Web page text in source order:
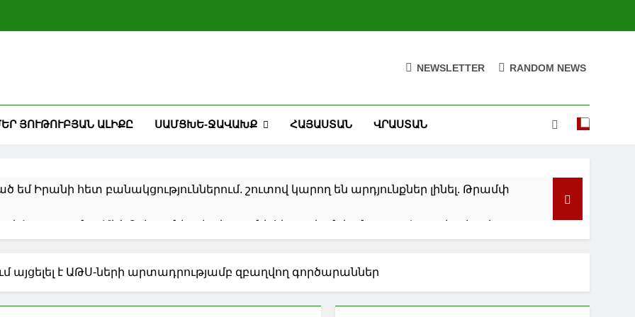
NEWSLETTER RANDOM NEWS
ՅՈՒԹՈՒԲՅԱՆ ԱԼԻՔԸ ՍԱՄՑԽԵ-ՋԱՎԱԽՔ ՀԱՅԱՍՏԱՆ ՎՐԱՍՏԱՆ
եմ Իրանի հետ բանակցություններում. շուտով կարող են արդյունքներ լինել. Թրամփ
Հայաստանը․ Մեծ Բրիտանիայի դեսպանի հերթական կանգառը Վայոց ձորի շքեղ
համալիրն է
խոշոր քաղաքներում եղանակային վտանգի ամենաբարձր՝ կարմիր մակարդակ է
այցելել է ԱԹՍ-ների արտադրությամբ զբաղվող գործարաններ